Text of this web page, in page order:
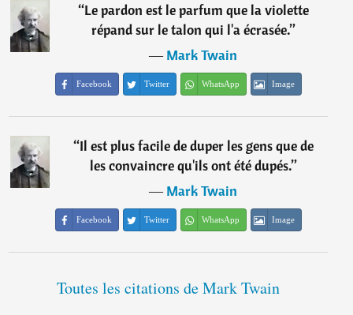
“Le pardon est le parfum que la violette
répand sur le talon qui l'a écrasée.”
―Mark Twain
Facebook Twitter WhatsApp Image
“Il est plus facile de duper les gens que de
les convaincre qu'ils ont été dupés.”
―Mark Twain
Facebook Twitter WhatsApp Image
Toutes les citations de Mark Twain